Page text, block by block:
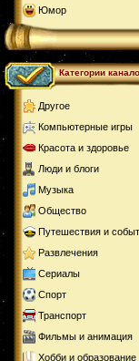
Юмор
Категории
Другое
Компьютерные игры
Красота и здоровье
Люди и блоги
Музыка
Общество
Путешествия и
Развлечения
Сериалы
Спорт
Транспорт
Фильмы и анимация
Хобби и образование